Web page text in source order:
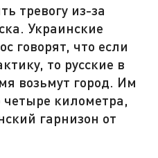
тревогу из-за
Украинские
говорят, что если
то русские в
возьмут город. Им
четыре километра,
гарнизон от